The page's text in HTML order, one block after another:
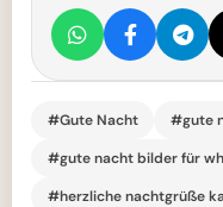
#Gute Nacht
#gute
#gute nacht bilder für
#herzliche nachtgrüße